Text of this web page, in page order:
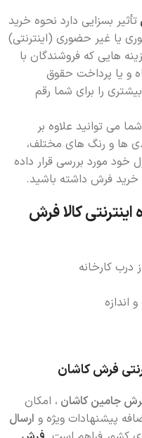
تأثیر بسزایی دارد نحوه خرید
یا غیر حضوری (اینترنتی)
هایی که فروشندگان با
و یا پرداخت حقوق
را برای شما رقم
شما می توانید علاوه بر
ها و رنگ های مختلف،
خود مورد بررسی قرار داده
فرش داشته باشید.
کالا فرش
کارخانه
اندازه
فرش کاشان
جامین کاشان ، امکان
پیشنهادات ویژه و ارسال